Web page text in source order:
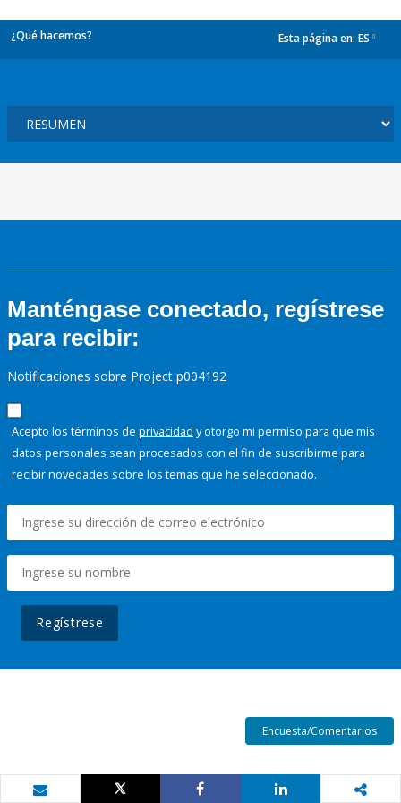
¿Qué hacemos? Esta página en: ES
Manténgase conectado, regístrese
para recibir:
Notificaciones sobre Project p004192
Acepto los términos de privacidad y otorgo mi permiso para que mis
datos personales sean procesados con el fin de suscribirme para
recibir novedades sobre los temas que he seleccionado.
Regístrese
Encuesta/Comentarios